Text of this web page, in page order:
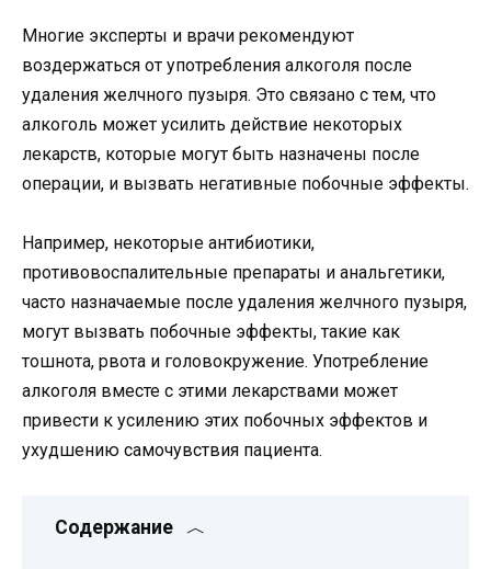
Многие эксперты и врачи рекомендуют
воздержаться от употребления алкоголя после
удаления желчного пузыря. Это связано с тем, что
алкоголь может усилить действие некоторых
лекарств, которые могут быть назначены после
операции, и вызвать негативные побочные эффекты.
Например, некоторые антибиотики,
противовоспалительные препараты и анальгетики,
часто назначаемые после удаления желчного пузыря,
могут вызвать побочные эффекты, такие как
тошнота, рвота и головокружение. Употребление
алкоголя вместе с этими лекарствами может
привести к усилению этих побочных эффектов и
ухудшению самочувствия пациента.
Содержание